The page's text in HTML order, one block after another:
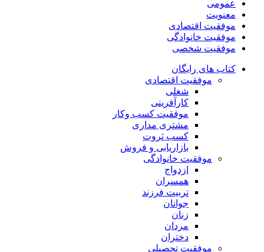
عمومی
معنویت
موفقیت اقتصادی
موفقیت خانوادگی
موفقیت شخصی
کتاب های رایگان
موفقیت اقتصادی
شغلی
کارآفرینی
موفقیت کسب وکار
مشتری مداری
کسب ثروت
بازاریابی و فروش
موفقیت خانوادگی
ازدواج
همسران
تربیت فرزند
جوانان
زنان
مردان
دختران
موفقیت تحصیلی